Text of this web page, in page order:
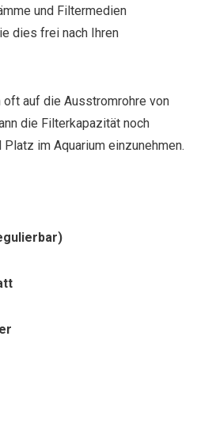
und Filtermedien
dies frei nach Ihren
auf die Ausstromrohre von
die Filterkapazität noch
im Aquarium einzunehmen.